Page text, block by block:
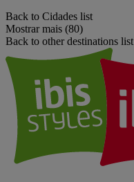
Back to Cidades list
Mostrar mais (80)
Back to other destinations list